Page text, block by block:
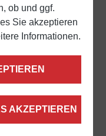
ob und ggf.
Sie akzeptieren
Informationen.
AKZEPTIEREN